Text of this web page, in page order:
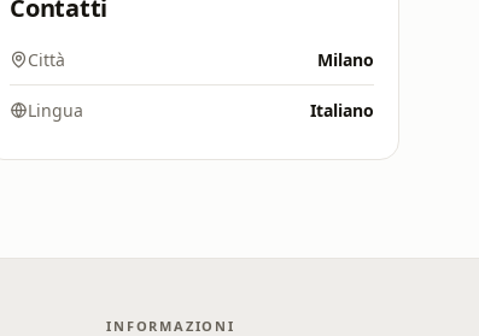
Contatti
Città Milano
Lingua Italiano
INFORMAZIONI